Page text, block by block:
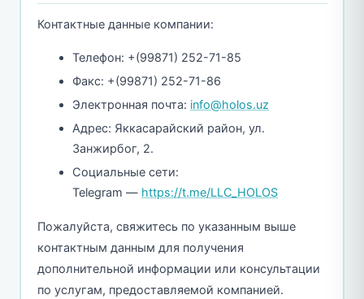
Контактные данные компании:
Телефон: +(99871) 252-71-85
Факс: +(99871) 252-71-86
Электронная почта: info@holos.uz
Адрес: Яккасарайский район, ул.
Занжирбог, 2.
Социальные сети:
Telegram — https://t.me/LLC_HOLOS
Пожалуйста, свяжитесь по указанным выше
контактным данным для получения
дополнительной информации или консультации
по услугам, предоставляемой компанией.